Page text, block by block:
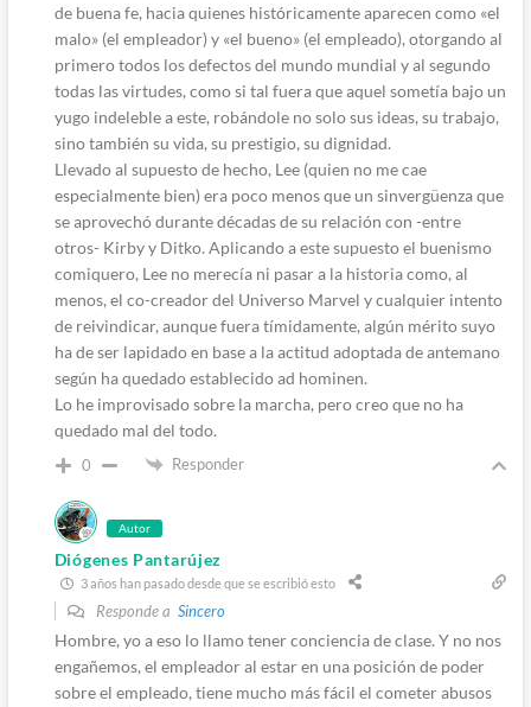
de buena fe, hacia quienes históricamente aparecen como «el
malo» (el empleador) y «el bueno» (el empleado), otorgando al
primero todos los defectos del mundo mundial y al segundo
todas las virtudes, como si tal fuera que aquel sometía bajo un
yugo indeleble a este, robándole no solo sus ideas, su trabajo,
sino también su vida, su prestigio, su dignidad.
Llevado al supuesto de hecho, Lee (quien no me cae
especialmente bien) era poco menos que un sinvergüenza que
se aprovechó durante décadas de su relación con -entre
otros- Kirby y Ditko. Aplicando a este supuesto el buenismo
comiquero, Lee no merecía ni pasar a la historia como, al
menos, el co-creador del Universo Marvel y cualquier intento
de reivindicar, aunque fuera tímidamente, algún mérito suyo
ha de ser lapidado en base a la actitud adoptada de antemano
según ha quedado establecido ad hominen.
Lo he improvisado sobre la marcha, pero creo que no ha
quedado mal del todo.
0 Responder
Autor
Diógenes Pantarújez
3 años han pasado desde que se escribió esto
Responde a Sincero
Hombre, yo a eso lo llamo tener conciencia de clase. Y no nos
engañemos, el empleador al estar en una posición de poder
sobre el empleado, tiene mucho más fácil el cometer abusos